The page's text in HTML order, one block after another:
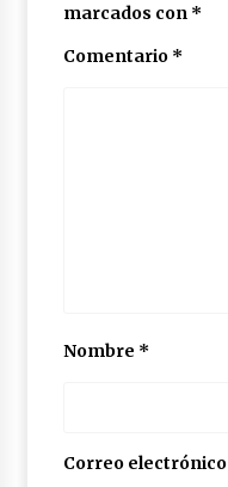
marcados con *
Comentario *
Nombre *
Correo electrónico